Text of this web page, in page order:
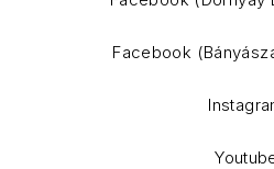
Facebook